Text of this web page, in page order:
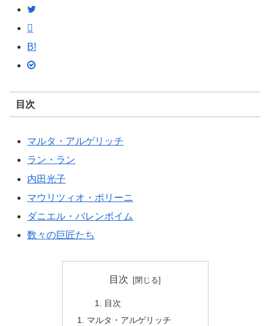
B!
目次
マルタ・アルゲリッチ
ラン・ラン
内田光子
マウリツィオ・ポリーニ
ダニエル・バレンボイム
数々の巨匠たち
目次
目次
マルタ・アルゲリッチ